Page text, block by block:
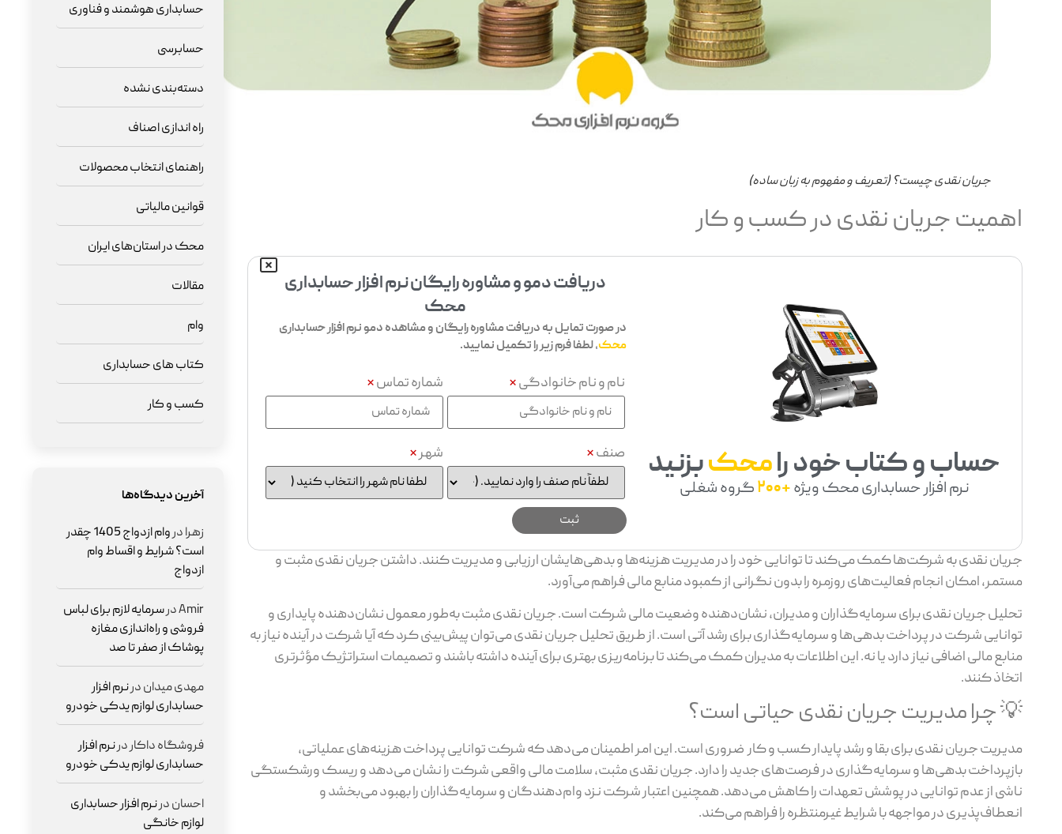
جریان نقدی چیست؟ (تعریف و مفهوم به زبان ساده)
اهمیت جریان نقدی در کسب‌ و کار
حساب و کتاب خود رامحکبزنید
نرم افزار حسابداری محک ویژه+200 گروه شغلی
دریافت دمو و مشاوره رایگان نرم افزار حسابداری
محک
در صورت تمایل به دریافت مشاوره رایگان و مشاهده دمو نرم افزار حسابداری
محک، لطفا فرم زیر را تکمیل نمایید.
نام و نام خانوادگی* شماره تماس*
صنف* شهر*
جریان نقدی به شرکت‌ها کمک می‌کند تا توانایی خود را در مدیریت هزینه‌ها و بدهی‌هایشان ارزیابی و مدیریت کنند. داشتن جریان نقدی مثبت و
مستمر، امکان انجام فعالیت‌های روزمره را بدون نگرانی از کمبود منابع مالی فراهم می‌آورد.
تحلیل جریان نقدی برای سرمایه‌گذاران و مدیران، نشان‌دهنده وضعیت مالی شرکت است. جریان نقدی مثبت به‌طور معمول نشان‌دهنده پایداری و
توانایی شرکت در پرداخت بدهی‌ها و سرمایه‌گذاری برای رشد آتی است. از طریق تحلیل جریان نقدی می‌توان پیش‌بینی کرد که آیا شرکت در آینده نیاز به
منابع مالی اضافی نیاز دارد یا نه. این اطلاعات به مدیران کمک می‌کند تا برنامه‌ریزی بهتری برای آینده داشته باشند و تصمیمات استراتژیک مؤثرتری
اتخاذ کنند.
💡 چرا مدیریت جریان نقدی حیاتی است؟
مدیریت جریان نقدی برای بقا و رشد پایدار کسب‌ و کار ضروری است. این امر اطمینان می‌دهد که شرکت توانایی پرداخت هزینه‌های عملیاتی،
بازپرداخت بدهی‌ها و سرمایه‌گذاری در فرصت‌های جدید را دارد. جریان نقدی مثبت، سلامت مالی واقعی شرکت را نشان می‌دهد و ریسک ورشکستگی
ناشی از عدم توانایی در پوشش تعهدات را کاهش می‌دهد. همچنین اعتبار شرکت نزد وام‌دهندگان و سرمایه‌گذاران را بهبود می‌بخشد و
انعطاف‌پذیری در مواجهه با شرایط غیرمنتظره را فراهم می‌کند.
حسابداری هوشمند و فناوری
حسابرسی
دسته‌بندی نشده
راه اندازی اصناف
راهنمای انتخاب محصولات
قوانین مالیاتی
محک در استان‌های ایران
مقالات
وام
کتاب های حسابداری
کسب و کار
آخرین دیدگاه‌ها
زهرادر
وام ازدواج 1405 چقدر
است؟ شرایط و اقساط وام
ازدواج
Amirدرسرمایه لازم برای لباس
فروشی و راه‌اندازی مغازه
پوشاک از صفر تا صد
مهدی میداندرنرم افزار
حسابداری لوازم یدکی خودرو
فروشگاه داکاردرنرم افزار
حسابداری لوازم یدکی خودرو
احساندرنرم افزار حسابداری
لوازم خانگی